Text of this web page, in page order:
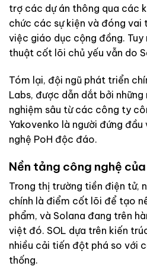
trợ các dự án thông qua các
chức các sự kiện và đóng vai
việc giáo dục cộng đồng.
thuật cốt lõi chủ yếu vẫn do
Tóm lại, đội ngũ phát triển
Labs, được dẫn dắt bởi
nghiệm sâu từ các công ty
Yakovenko là người đứng
nghệ PoH độc đáo.
Nền tảng công nghệ
Trong thị trường tiền điện tử,
chính là điểm cốt lõi để tạo
phẩm, và Solana đang trên
việt đó. SOL dựa trên kiến
nhiều cải tiến đột phá so với
thống.